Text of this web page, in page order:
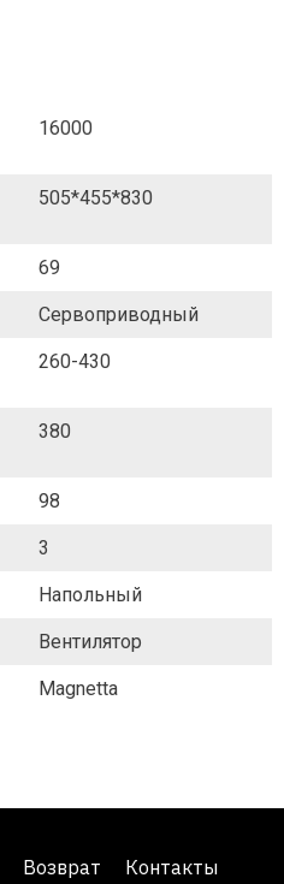
16000
505*455*830
69
Сервоприводный
260-430
380
98
3
Напольный
Вентилятор
Magnetta
Возврат
Контакты